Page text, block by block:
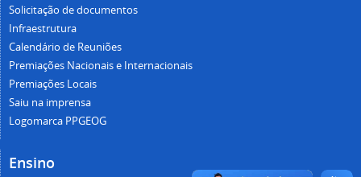
Solicitação de documentos
Infraestrutura
Calendário de Reuniões
Premiações Nacionais e Internacionais
Premiações Locais
Saiu na imprensa
Logomarca PPGEOG
Ensino